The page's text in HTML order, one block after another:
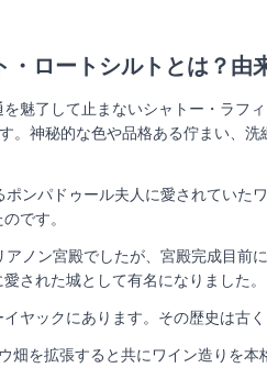
・ロートシルトとは？由
魅了して止まないシャトー・ラフ
神秘的な色や品格ある佇まい、
ンパドゥール夫人に愛されていた
です。
ノン宮殿でしたが、宮殿完成目前
された城として有名になりました。
ヤックにあります。その歴史は古
を拡張すると共にワイン造りを